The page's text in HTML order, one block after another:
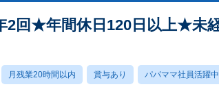
2回★年間休日120日以上★未
月残業20時間以内 賞与あり パパママ社員活躍中